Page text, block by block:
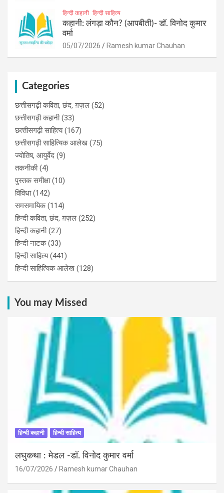
हिन्दी कहानी हिन्दी साहित्य
कहानी: लंगड़ा कौन? (आपबीती)​- डॉ. विनोद कुमार
वर्मा
05/07/2026 Ramesh kumar Chauhan
Categories
छत्तीसगढ़ी कविता, छंद, ग़ज़ल (52)
छत्तीसगढ़ी कहानी(33)
छत्‍तीसगढ़ी साहित्‍य(167)
छत्तीसगढ़ी साहित्यिक आलेख (75)
ज्योतिष, आयुर्वेद (9)
तकनीकी(4)
पुस्‍तक समीक्षा(10)
विविधा(142)
समसमायिक(114)
हिन्दी कविता, छंद, ग़ज़ल (252)
हिन्दी कहानी(27)
हिन्‍दी नाटक(33)
हिन्दी साहित्य(441)
हिन्दी साहित्यिक आलेख (128)
You may Missed
हिन्दी कहानी हिन्दी साहित्य
लघुकथा : मेडल -डॉ. विनोद कुमार वर्मा
16/07/2026 Ramesh kumar Chauhan